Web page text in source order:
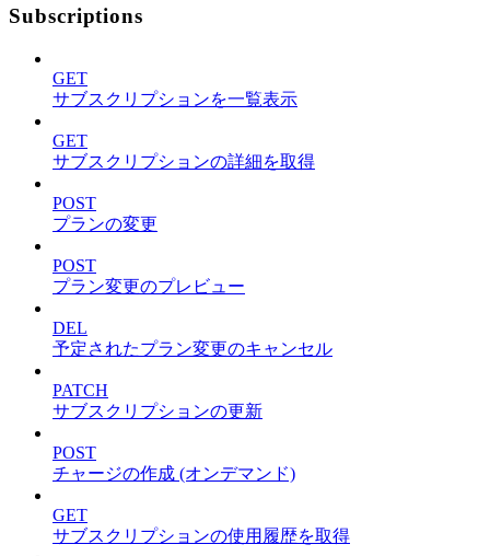
Subscriptions
GET
サブスクリプションを一覧表示
GET
サブスクリプションの詳細を取得
POST
プランの変更
POST
プラン変更のプレビュー
DEL
予定されたプラン変更のキャンセル
PATCH
サブスクリプションの更新
POST
チャージの作成 (オンデマンド)
GET
サブスクリプションの使用履歴を取得